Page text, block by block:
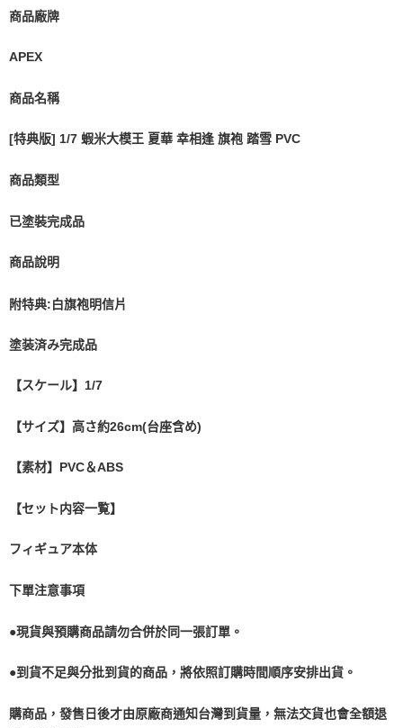
商品廠牌
APEX
商品名稱
[特典版] 1/7 蝦米大模王 夏華 幸相逢 旗袍 踏雪 PVC
商品類型
已塗裝完成品
商品說明
附特典:白旗袍明信片
塗装済み完成品
【スケール】1/7
【サイズ】高さ約26cm(台座含め)
【素材】PVC＆ABS
【セット内容一覧】
フィギュア本体
下單注意事項
●現貨與預購商品請勿合併於同一張訂單。
●到貨不足與分批到貨的商品，將依照訂購時間順序安排出貨。
購商品，發售日後才由原廠商通知台灣到貨量，無法交貨也會全額退